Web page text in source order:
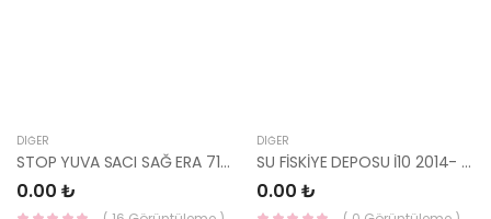
DIĞER
STOP YUVA SACI SAĞ ERA 71585-1E301-HMC
0.00 ₺
DIĞER
SU FİSKİYE DEPOSU İ10 2014- 98620-B9010-HMC
0.00 ₺